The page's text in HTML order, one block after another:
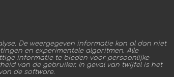
De weergegeven informatie kan al dan niet
en experimentele algoritmen. Alle
informatie te bieden voor persoonlijke
van de gebruiker. In geval van twijfel is het
de software.